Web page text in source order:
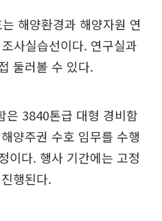
해양환경과 해양자원 연
사실습선이다. 연구실과
둘러볼 수 있다.
은 3840톤급 대형 경비함
양주권 수호 임무를 수행
이다. 행사 기간에는 고정
행된다.